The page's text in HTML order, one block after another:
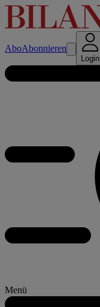
AboAbonnieren
Login
Menü